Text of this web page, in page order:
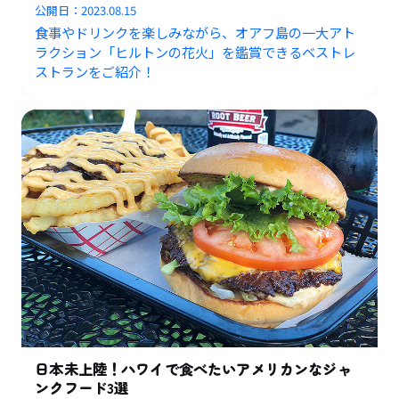
公開日：2023.08.15
食事やドリンクを楽しみながら、オアフ島の一大アト
ラクション「ヒルトンの花火」を鑑賞できるベストレ
ストランをご紹介！
日本未上陸！ハワイで食べたいアメリカンなジャ
ンクフード3選